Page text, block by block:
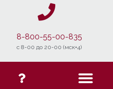
8-800-55-00-835
c 8-00 до 20-00 (мск+4)